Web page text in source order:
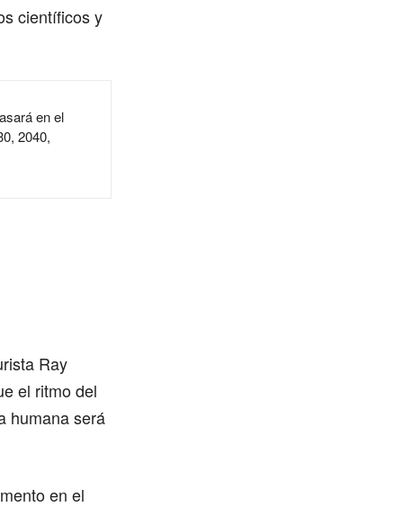
científicos y
en el
2040,
Ray
el ritmo del
humana será
en el